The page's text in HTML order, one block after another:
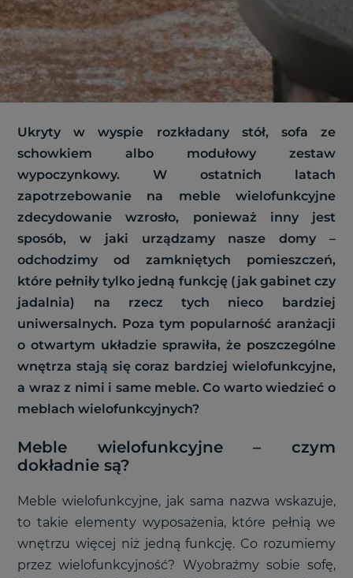
Ukryty w wyspie rozkładany stół, sofa ze
schowkiem albo modułowy zestaw
wypoczynkowy. W ostatnich latach
zapotrzebowanie na meble wielofunkcyjne
zdecydowanie wzrosło, ponieważ inny jest
sposób, w jaki urządzamy nasze domy –
odchodzimy od zamkniętych pomieszczeń,
które pełniły tylko jedną funkcję (jak gabinet czy
jadalnia) na rzecz tych nieco bardziej
uniwersalnych. Poza tym popularność aranżacji
o otwartym układzie sprawiła, że poszczególne
wnętrza stają się coraz bardziej wielofunkcyjne,
a wraz z nimi i same meble. Co warto wiedzieć o
meblach wielofunkcyjnych?
Meble wielofunkcyjne – czym
dokładnie są?
Meble wielofunkcyjne, jak sama nazwa wskazuje,
to takie elementy wyposażenia, które pełnią we
wnętrzu więcej niż jedną funkcję. Co rozumiemy
przez wielofunkcyjność? Wyobraźmy sobie sofę,